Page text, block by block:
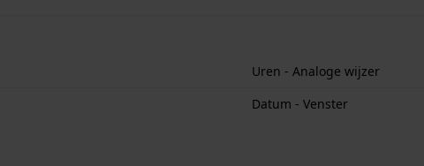
Uren - Analoge wijzer
Datum - Venster